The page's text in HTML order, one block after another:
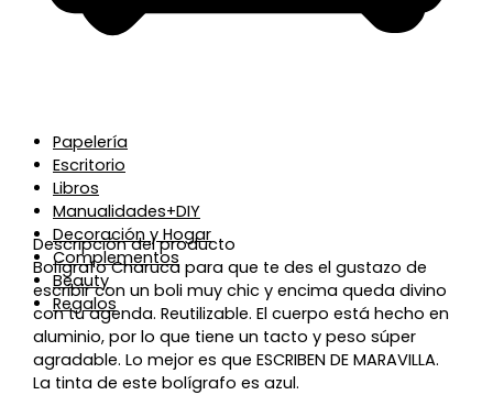
Papelería
Escritorio
Libros
Manualidades+DIY
Decoración y Hogar
Complementos
Beauty
Regalos
Descripción del producto
Bolígrafo Charuca para que te des el gustazo de
escribir con un boli muy chic y encima queda divino
con tu agenda. Reutilizable. El cuerpo está hecho en
aluminio, por lo que tiene un tacto y peso súper
agradable. Lo mejor es que ESCRIBEN DE MARAVILLA.
La tinta de este bolígrafo es azul.